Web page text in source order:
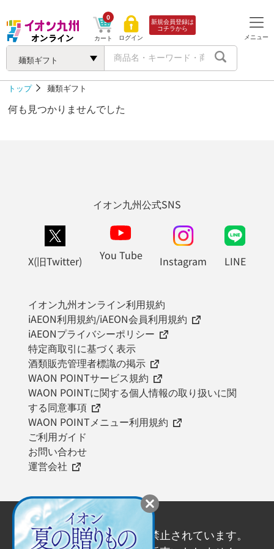
麺類ギフト
カート
0
ログイン
新規会員登録は
コチラから
メニュー
トップ 麺類ギフト
何も見つかりませんでした
イオン九州公式SNS
X(旧Twitter) You Tube Instagram LINE
イオン九州オンライン利用規約
iAEON利用規約/iAEON会員利用規約
iAEONプライバシーポリシー
特定商取引に基づく表示
酒類販売管理者標識の掲示
WAON POINTサービス規約
WAON POINTに関する個人情報の取り扱いに関
する同意事項
WAON POINTメニュー利用規約
ご利用ガイド
お問い合わせ
運営会社
20歳未満の飲酒は法律で禁止されています。